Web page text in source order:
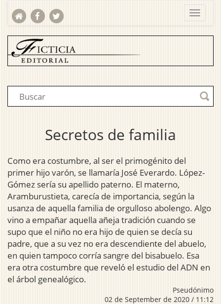
Secretos de familia
Como era costumbre, al ser el primogénito del
primer hijo varón, se llamaría José Everardo. López-
Gómez sería su apellido paterno. El materno,
Aramburustieta, carecía de importancia, según la
usanza de aquella familia de orgulloso abolengo. Algo
vino a empañar aquella añeja tradición cuando se
supo que el niño no era hijo de quien se decía su
padre, que a su vez no era descendiente del abuelo,
en quien tampoco corría sangre del bisabuelo. Esa
era otra costumbre que reveló el estudio del ADN en
el árbol genealógico.
Pseudónimo
02 de September de 2020 / 11:12